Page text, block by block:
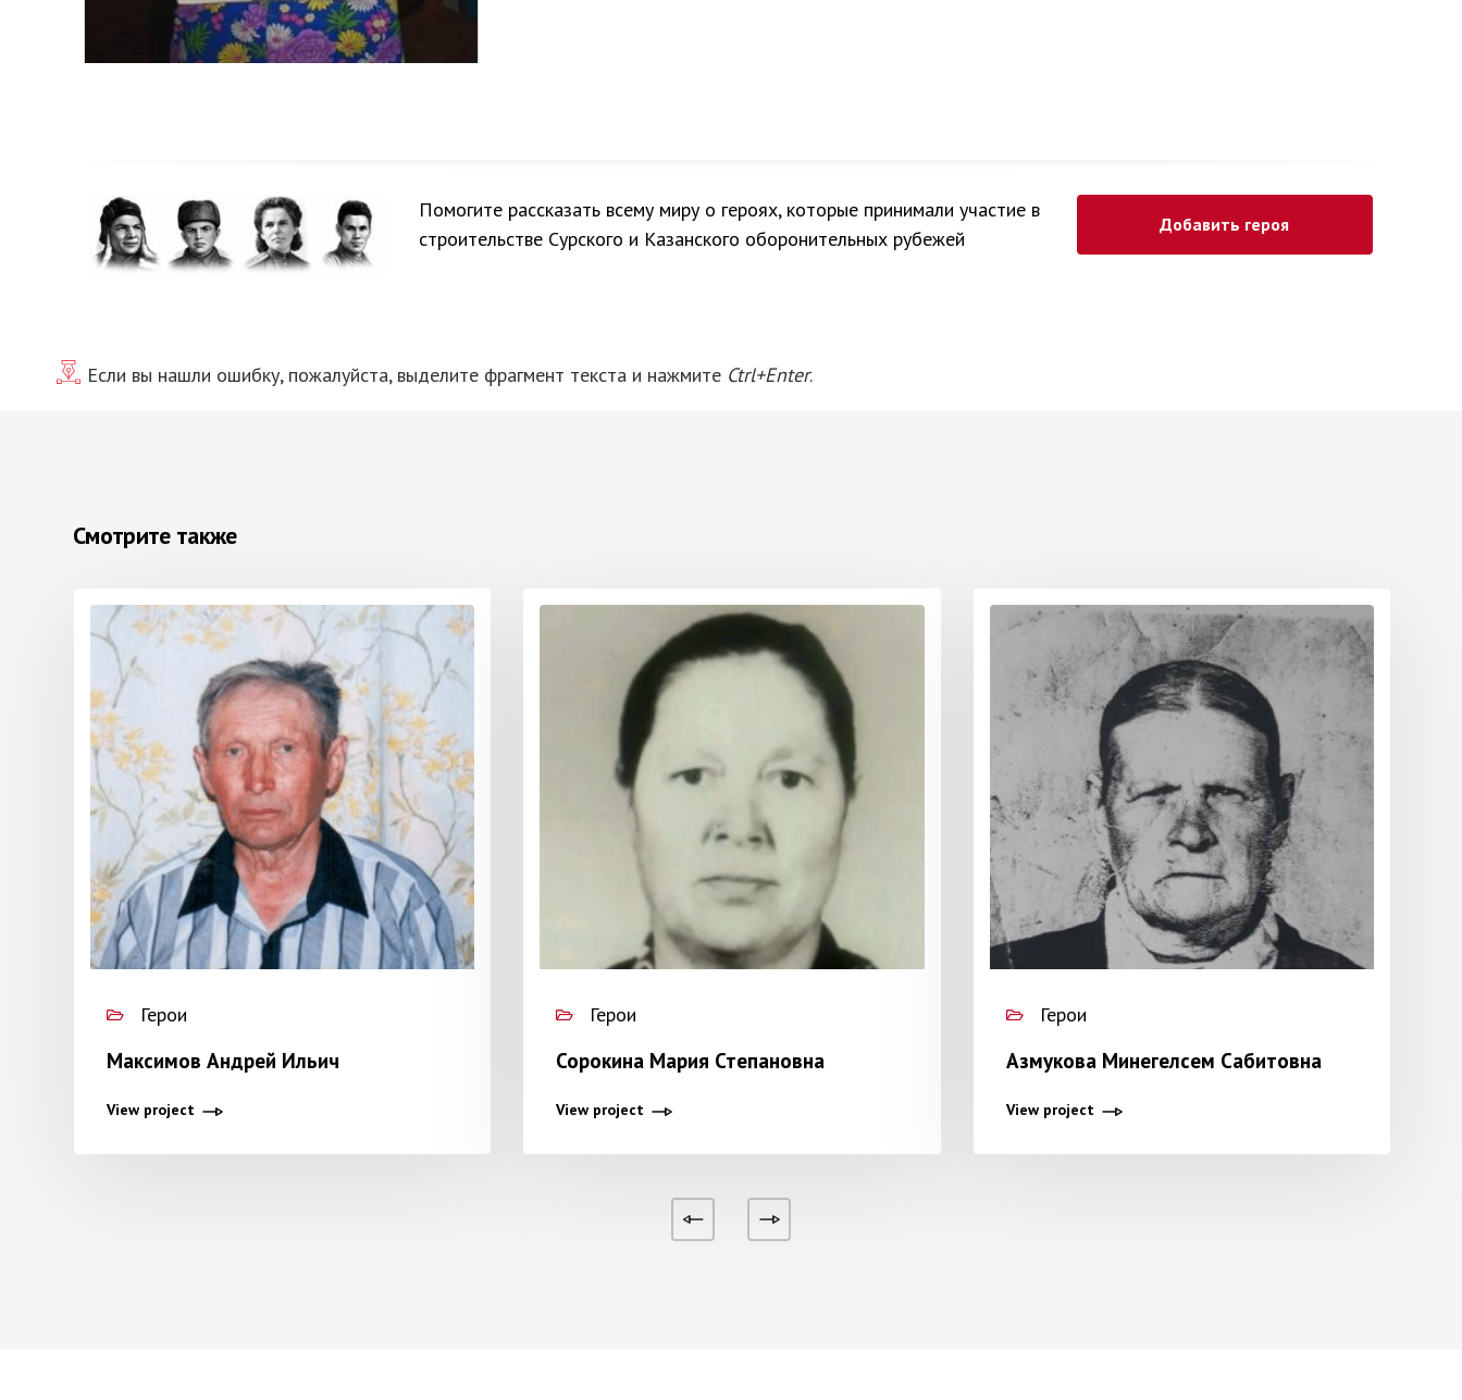
Помогите рассказать всему миру о героях, которые принимали участие в
строительстве Сурского и Казанского оборонительных рубежей
Добавить героя
Если вы нашли ошибку, пожалуйста, выделите фрагмент текста и нажмите Ctrl+Enter.
Смотрите также
Герои
Максимов Андрей Ильич
View project
Герои
Сорокина Мария Степановна
View project
Герои
Азмукова Минегелсем Сабитовна
View project